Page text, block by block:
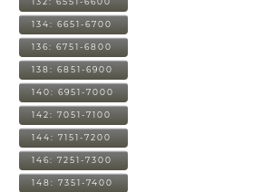
134: 6651-6700
136: 6751-6800
138: 6851-6900
140: 6951-7000
142: 7051-7100
144: 7151-7200
146: 7251-7300
148: 7351-7400